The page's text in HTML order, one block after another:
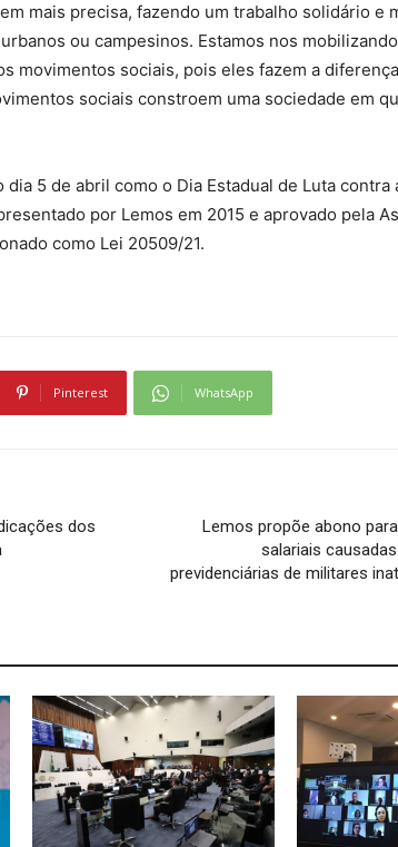
mais precisa, fazendo um trabalho solidário e
ou campesinos. Estamos nos
movimentos sociais, pois eles fazem a
sociais constroem uma sociedade em
5 de abril como o Dia Estadual de Luta contra
por Lemos em 2015 e aprovado pela
como Lei 20509/21.
Pinterest WhatsApp
dos
Lemos propõe abono
salariais
previdenciárias de militares